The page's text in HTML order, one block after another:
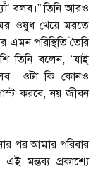
বলব।” তিনি আরও
ওষুধ খেয়ে মরতে
এমন পরিস্থিতি তৈরি
তিনি বলেন, “যাই
ওটা কি কোনও
করবে, নয় জীবন
পর আমার পরিবার
মন্তব্য প্রকাশ্যে